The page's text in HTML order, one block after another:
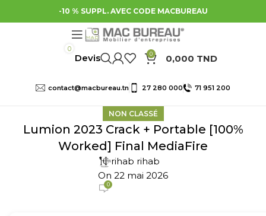
-10 % SUPPL. AVEC CODE MACBUREAU
0
0 0,000 TND
contact@macbureau.tn 27 280 000 71 951 200
NON CLASSÉ
Lumion 2023 Crack + Portable [100%
Worked] Final MediaFire
rihab rihab
On 22 mai 2026
0